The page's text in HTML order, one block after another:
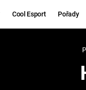
Cool Esport Pořady